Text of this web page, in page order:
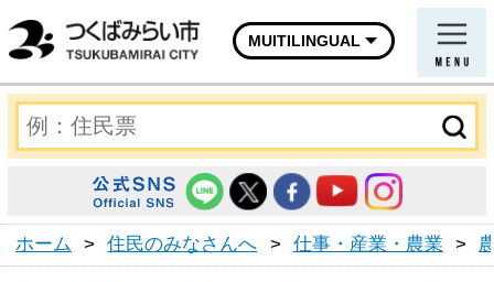
MUITILINGUAL
ホーム > 住民のみなさんへ > 仕事・産業・農業 >